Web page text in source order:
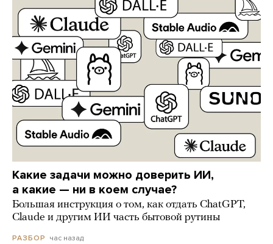
Какие задачи можно доверить ИИ,
а какие — ни в коем случае?
Большая инструкция о том, как отдать ChatGPT,
Claude и другим ИИ часть бытовой рутины
РАЗБОР час назад